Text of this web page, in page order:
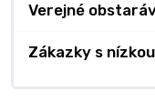
Verejné
Zákazky s